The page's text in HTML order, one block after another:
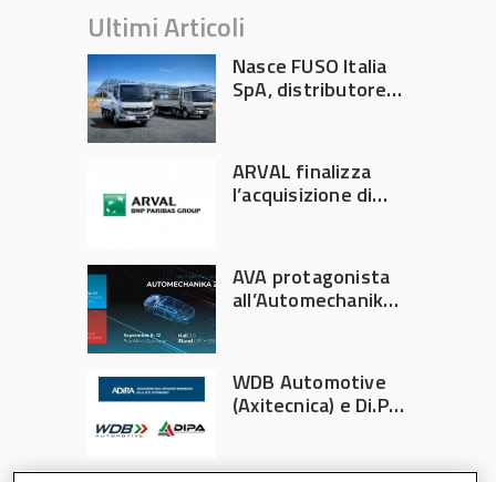
Ultimi Articoli
Nasce FUSO Italia
SpA, distributore
ARVAL finalizza
l’acquisizione di
AVA protagonista
all’Automechanika
WDB Automotive
(Axitecnica) e Di.Pa.